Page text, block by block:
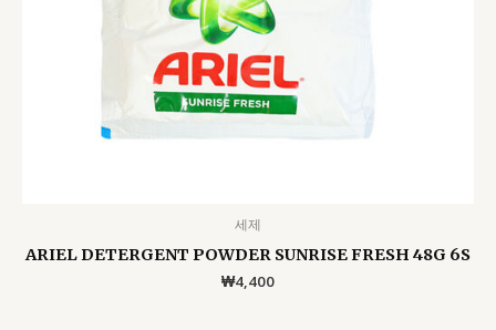
세제
ARIEL DETERGENT POWDER SUNRISE FRESH 48G 6S
₩4,400